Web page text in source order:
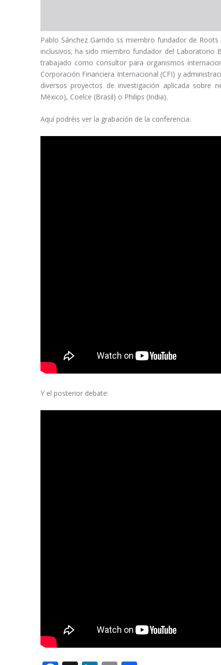
Pablo Sánchez Garrido ss miembro fundador de
inclusivos; ha sido miembro fundador del Laboratorio
trabajado como consultor para organismos
Corporación Financiera Internacional (CFI) y
diversos proyectos de investigación aplicada sobre
México), Coelce (Brasil) o Philips (India).
Aquí podréis ver la grabación de la conferencia:
Y el posterior debate: